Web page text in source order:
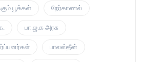
பூக்கள் நேர்காணல்
பா.ஜ.க அரசு
பாலஸ்தீன்